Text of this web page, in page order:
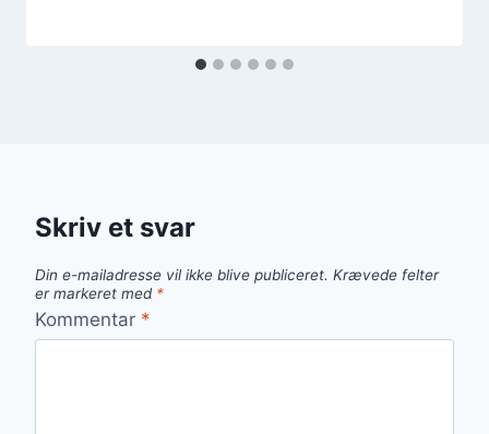
Skriv et svar
Din e-mailadresse vil ikke blive publiceret. Krævede felter
er markeret med *
Kommentar *